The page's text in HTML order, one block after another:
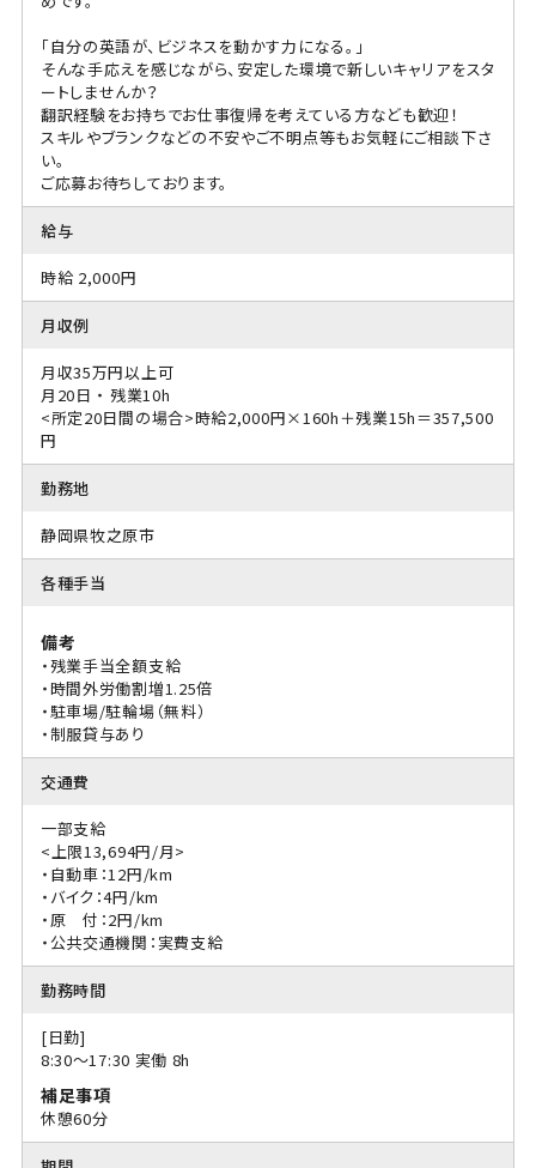
「自分の英語が、ビジネスを動かす力になる。」
そんな手応えを感じながら、安定した環境で新しいキャリアをスタ
ートしませんか？
翻訳経験をお持ちでお仕事復帰を考えている方なども歓迎！
スキルやブランクなどの不安やご不明点等もお気軽にご相談下さ
い。
ご応募お待ちしております。
給与
時給 2,000円
月収例
月収35万円以上可
月20日 ・ 残業10h
<所定20日間の場合>時給2,000円×160h＋残業15h＝357,500
円
勤務地
静岡県牧之原市
各種手当
備考
・残業手当全額支給
・時間外労働割増1.25倍
・駐車場/駐輪場（無料）
・制服貸与あり
交通費
一部支給
<上限13,694円/月>
・自動車：12円/km
・バイク：4円/km
・原 付：2円/km
・公共交通機関：実費支給
勤務時間
[日勤]
8:30〜17:30 実働 8h
補足事項
休憩60分